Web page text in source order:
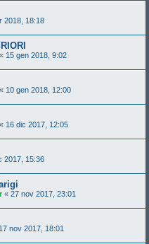
2018, 18:18
« 15 gen 2018, 9:02
« 10 gen 2018, 12:00
« 16 dic 2017, 12:05
2017, 15:36
« 27 nov 2017, 23:01
17 nov 2017, 18:01